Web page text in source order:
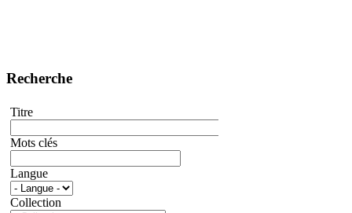
Recherche
Titre
Mots clés
Langue
Collection